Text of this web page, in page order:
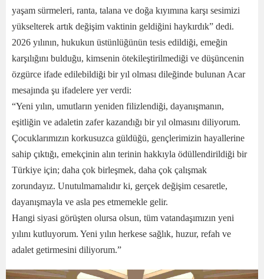
yaşam sürmeleri, ranta, talana ve doğa kıyımına karşı sesimizi
yükselterek artık değişim vaktinin geldiğini haykırdık” dedi.
2026 yılının, hukukun üstünlüğünün tesis edildiği, emeğin
karşılığını bulduğu, kimsenin ötekileştirilmediği ve düşüncenin
özgürce ifade edilebildiği bir yıl olması dileğinde bulunan Acar
mesajında şu ifadelere yer verdi:
“Yeni yılın, umutların yeniden filizlendiği, dayanışmanın,
eşitliğin ve adaletin zafer kazandığı bir yıl olmasını diliyorum.
Çocuklarımızın korkusuzca güldüğü, gençlerimizin hayallerine
sahip çıktığı, emekçinin alın terinin hakkıyla ödüllendirildiği bir
Türkiye için; daha çok birleşmek, daha çok çalışmak
zorundayız. Unutulmamalıdır ki, gerçek değişim cesaretle,
dayanışmayla ve asla pes etmemekle gelir.
Hangi siyasi görüşten olursa olsun, tüm vatandaşımızın yeni
yılını kutluyorum. Yeni yılın herkese sağlık, huzur, refah ve
adalet getirmesini diliyorum.”